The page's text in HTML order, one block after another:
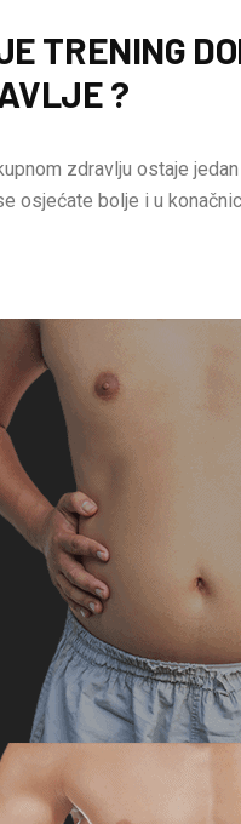
TRENING
?
zdravlju ostaje
osjećate bolje i u